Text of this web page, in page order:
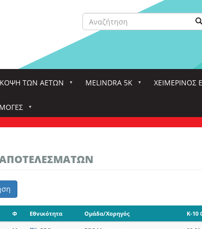
Search
Αναζήτηση
ΚΌΨΗ ΤΩΝ ΑΕΤΏΝ MELINDRA 5K ΧΕΙΜΕΡΙΝΟΣ
ΑΠΟΤΕΛΕΣΜΑΤΩΝ
Φ Εθνικότητα Ομάδα/Χορηγός K-10